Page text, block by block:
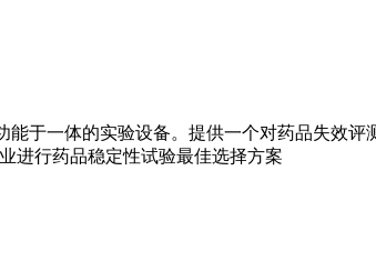
于一体的实验设备。提供一个对药品失效
进行药品稳定性试验最佳选择方案